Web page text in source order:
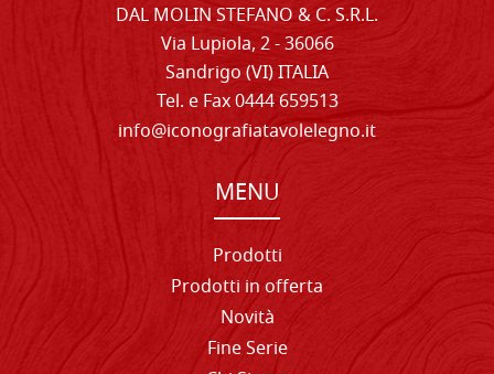
DAL MOLIN STEFANO & C. S.R.L.
Via Lupiola, 2 - 36066
Sandrigo (VI) ITALIA
Tel. e Fax 0444 659513
info@iconografiatavolelegno.it
MENU
Prodotti
Prodotti in offerta
Novità
Fine Serie